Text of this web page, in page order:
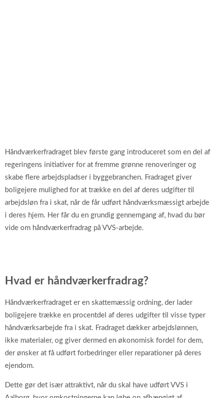
Håndværkerfradraget blev første gang introduceret som en del af
regeringens initiativer for at fremme grønne renoveringer og
skabe flere arbejdspladser i byggebranchen. Fradraget giver
boligejere mulighed for at trække en del af deres udgifter til
arbejdsløn fra i skat, når de får udført håndværksmæssigt arbejde
i deres hjem. Her får du en grundig gennemgang af, hvad du bør
vide om håndværkerfradrag på VVS-arbejde.
Hvad er håndværkerfradrag?
Håndværkerfradraget er en skattemæssig ordning, der lader
boligejere trække en procentdel af deres udgifter til visse typer
håndværksarbejde fra i skat. Fradraget dækker arbejdslønnen,
ikke materialer, og giver dermed en økonomisk fordel for dem,
der ønsker at få udført forbedringer eller reparationer på deres
ejendom.
Dette gør det især attraktivt, når du skal have udført VVS i